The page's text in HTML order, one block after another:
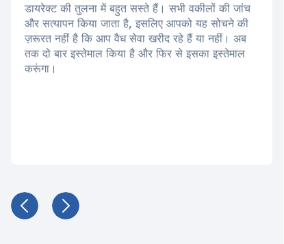
डायरेक्ट की तुलना में बहुत सस्ते हैं। सभी वकीलों की जांच
और सत्यापन किया जाता है, इसलिए आपको यह सोचने की
ज़रूरत नहीं है कि आप वैध सेवा खरीद रहे हैं या नहीं। अब
तक दो बार इस्तेमाल किया है और फिर से इसका इस्तेमाल
करूंगा।